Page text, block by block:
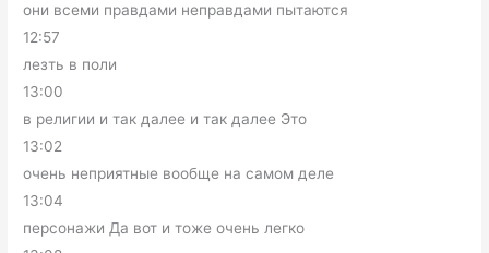
они всеми правдами неправдами пытаются
12:57
лезть в поли
13:00
в религии и так далее и так далее Это
13:02
очень неприятные вообще на самом деле
13:04
персонажи Да вот и тоже очень легко